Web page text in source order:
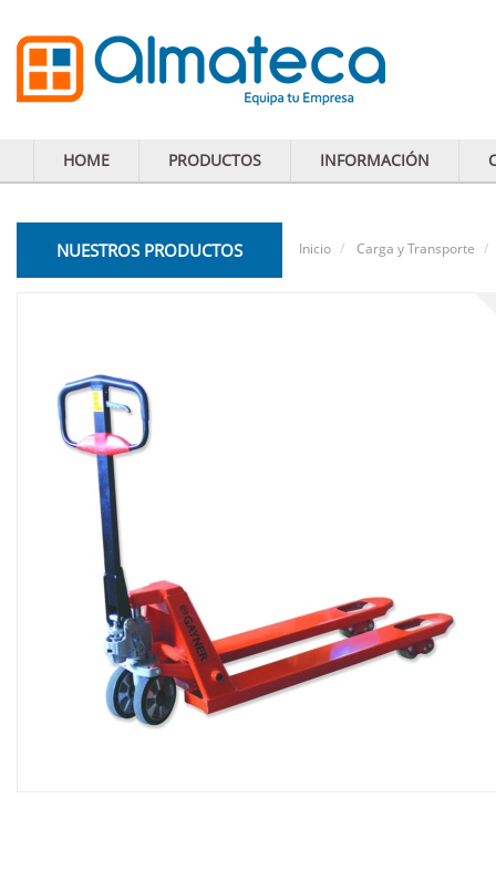
HOME PRODUCTOS INFORMACIÓN
NUESTROS PRODUCTOS Inicio Carga y Transporte